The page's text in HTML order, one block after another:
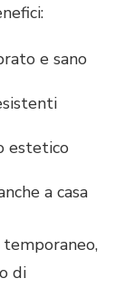
e sano
estetico
a casa
di